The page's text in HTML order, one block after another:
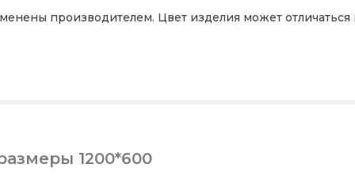
производителем. Цвет изделия может отличаться
1200*600